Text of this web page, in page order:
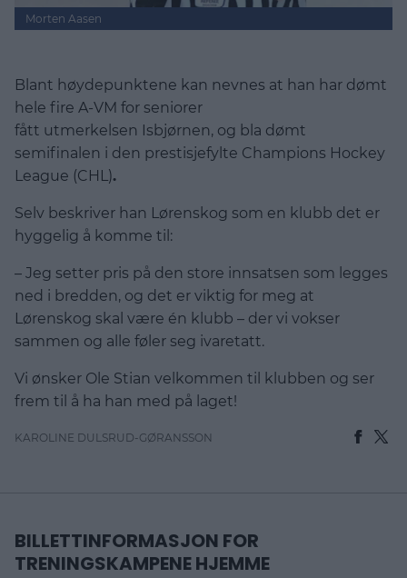
Morten Aasen
Blant høydepunktene kan nevnes at han har dømt
hele fire A-VM for seniorer
fått utmerkelsen Isbjørnen, og bla dømt
semifinalen i den prestisjefylte Champions Hockey
League (CHL).
Selv beskriver han Lørenskog som en klubb det er
hyggelig å komme til:
– Jeg setter pris på den store innsatsen som legges
ned i bredden, og det er viktig for meg at
Lørenskog skal være én klubb – der vi vokser
sammen og alle føler seg ivaretatt.
Vi ønsker Ole Stian velkommen til klubben og ser
frem til å ha han med på laget!
KAROLINE DULSRUD-GØRANSSON
BILLETTINFORMASJON FOR
TRENINGSKAMPENE HJEMME